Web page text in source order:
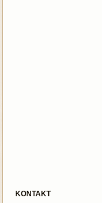
KONTAKT